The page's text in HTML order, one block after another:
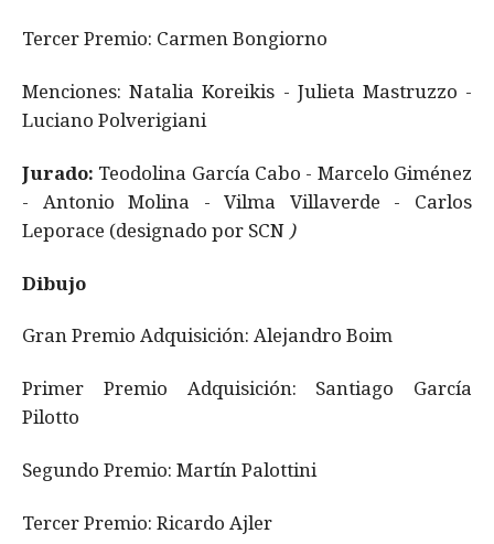
Tercer Premio: Carmen Bongiorno
Menciones: Natalia Koreikis - Julieta Mastruzzo -
Luciano Polverigiani
Jurado: Teodolina García Cabo - Marcelo Giménez
- Antonio Molina - Vilma Villaverde - Carlos
Leporace (designado por SCN )
Dibujo
Gran Premio Adquisición: Alejandro Boim
Primer Premio Adquisición: Santiago García
Pilotto
Segundo Premio: Martín Palottini
Tercer Premio: Ricardo Ajler